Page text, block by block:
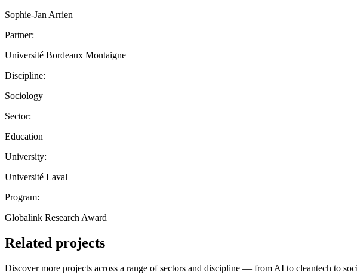
Sophie-Jan Arrien
Partner:
Université Bordeaux Montaigne
Discipline:
Sociology
Sector:
Education
University:
Université Laval
Program:
Globalink Research Award
Related projects
Discover more projects across a range of sectors and discipline — from AI to cleantech to